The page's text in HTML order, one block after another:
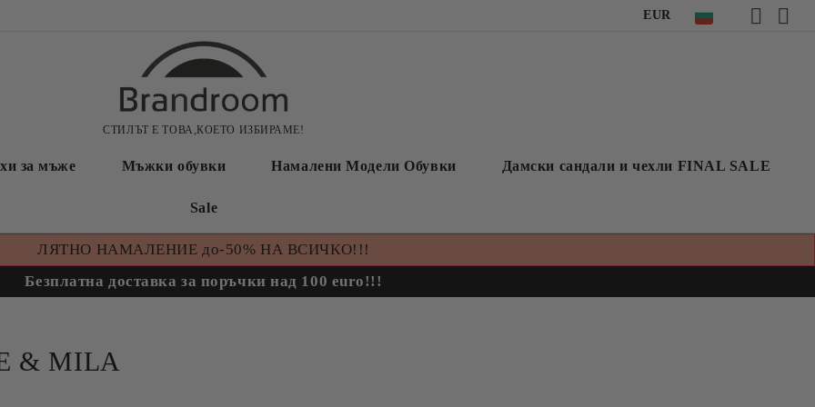
EUR
СТИЛЪТ Е ТОВА,КОЕТО ИЗБИРАМЕ!
за мъже Мъжки обувки Намалени Модели Обувки Дамски сандали и чехли FINAL SALE
Sale
ЛЯТНО НАМАЛЕНИЕ до-50% НА ВСИЧКО!!!
Безплатна доставка за поръчки над 100 euro!!!
& MILA